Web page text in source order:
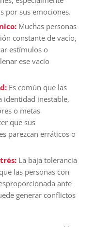
por sus emociones.
Muchas personas
constante de vacío,
estímulos o
ese vacío
Es común que las
identidad inestable,
o metas
que sus
parezcan erráticos o
La baja tolerancia
las personas con
ante
generar conflictos